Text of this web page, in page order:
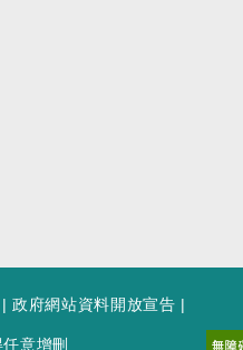
|政府網站資料開放宣告 |
意增刪